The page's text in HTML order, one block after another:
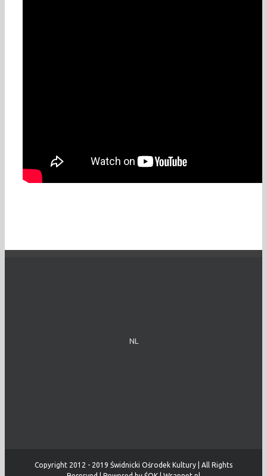
NL
Copyright 2012 - 2019 Świdnicki Ośrodek Kultury | All Rights